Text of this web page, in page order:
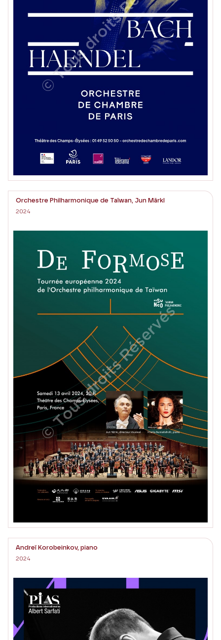
Orchestre Philharmonique de Taïwan, Jun Märkl
2024
Andreï Korobeinkov, piano
2024